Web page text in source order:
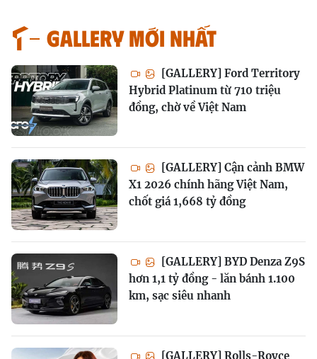
GALLERY MỚI NHẤT
[GALLERY] Ford Territory
Hybrid Platinum từ 710 triệu
đồng, chờ về Việt Nam
[GALLERY] Cận cảnh BMW
X1 2026 chính hãng Việt Nam,
chốt giá 1,668 tỷ đồng
[GALLERY] BYD Denza Z9S
hơn 1,1 tỷ đồng - lăn bánh 1.100
km, sạc siêu nhanh
[GALLERY] Rolls-Royce